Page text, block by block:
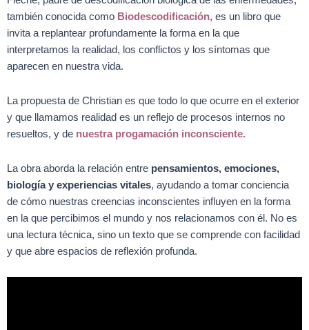
también conocida como Biodescodificación, es un libro que
invita a replantear profundamente la forma en la que
interpretamos la realidad, los conflictos y los síntomas que
aparecen en nuestra vida.
La propuesta de Christian es que todo lo que ocurre en el exterior
y que llamamos realidad es un reflejo de procesos internos no
resueltos, y de nuestra progamación inconsciente.
La obra aborda la relación entre pensamientos, emociones,
biología y experiencias vitales, ayudando a tomar conciencia
de cómo nuestras creencias inconscientes influyen en la forma
en la que percibimos el mundo y nos relacionamos con él. No es
una lectura técnica, sino un texto que se comprende con facilidad
y que abre espacios de reflexión profunda.